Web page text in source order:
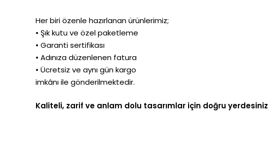
Her biri özenle hazırlanan ürünlerimiz;
• Şık kutu ve özel paketleme
• Garanti sertifikası
• Adınıza düzenlenen fatura
• Ücretsiz ve aynı gün kargo
imkânı ile gönderilmektedir.
Kaliteli, zarif ve anlam dolu tasarımlar için doğru